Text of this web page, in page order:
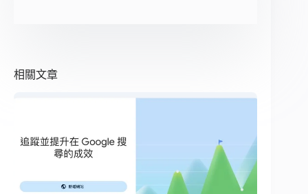
相關文章